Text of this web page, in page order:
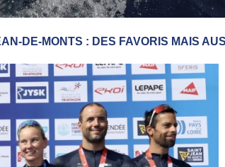
DE-MONTS : DES FAVORIS MAIS